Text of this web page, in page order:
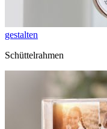
gestalten
Schüttelrahmen